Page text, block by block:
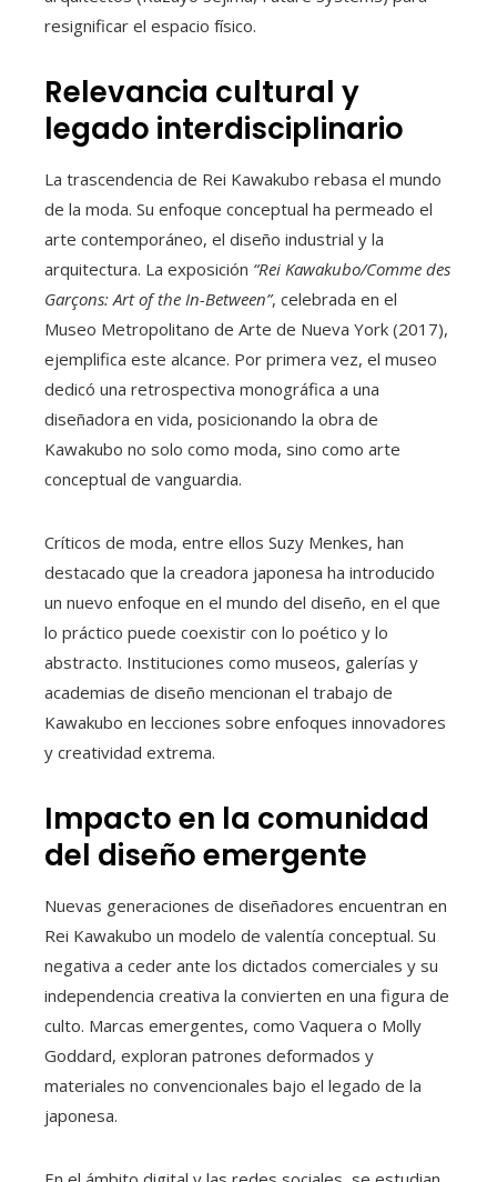
resignificar el espacio físico.
Relevancia cultural y
legado interdisciplinario
La trascendencia de Rei Kawakubo rebasa el mundo
de la moda. Su enfoque conceptual ha permeado el
arte contemporáneo, el diseño industrial y la
arquitectura. La exposición “Rei Kawakubo/Comme des
Garçons: Art of the In-Between”, celebrada en el
Museo Metropolitano de Arte de Nueva York (2017),
ejemplifica este alcance. Por primera vez, el museo
dedicó una retrospectiva monográfica a una
diseñadora en vida, posicionando la obra de
Kawakubo no solo como moda, sino como arte
conceptual de vanguardia.
Críticos de moda, entre ellos Suzy Menkes, han
destacado que la creadora japonesa ha introducido
un nuevo enfoque en el mundo del diseño, en el que
lo práctico puede coexistir con lo poético y lo
abstracto. Instituciones como museos, galerías y
academias de diseño mencionan el trabajo de
Kawakubo en lecciones sobre enfoques innovadores
y creatividad extrema.
Impacto en la comunidad
del diseño emergente
Nuevas generaciones de diseñadores encuentran en
Rei Kawakubo un modelo de valentía conceptual. Su
negativa a ceder ante los dictados comerciales y su
independencia creativa la convierten en una figura de
culto. Marcas emergentes, como Vaquera o Molly
Goddard, exploran patrones deformados y
materiales no convencionales bajo el legado de la
japonesa.